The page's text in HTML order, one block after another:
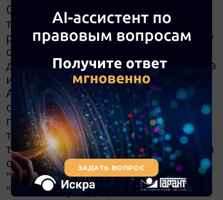
Организация арендовала
транспортные средства, имеющие
разрешенную максимальную массу
свыше 12 тонн, и на основании
договора аренды зарегистрировала
их в системе "Платон".
Арендованные транспортные
средства использовались в
производственной деятельности. В
течение срока аренды
транспортных средств организация
оплачивала платежи по системе
"Платон". Сумма платы в систему
"Платон" арендодателем не